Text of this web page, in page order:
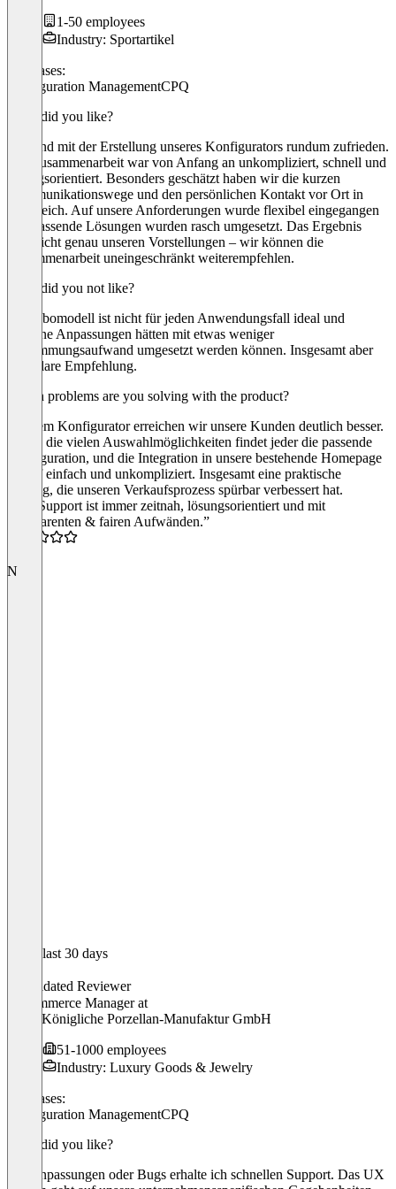
1-50 employees
Industry: Sportartikel
Use cases:
Configuration ManagementCPQ
What did you like?
Wir sind mit der Erstellung unseres Konfigurators rundum zufrieden.
Die Zusammenarbeit war von Anfang an unkompliziert, schnell und
lösungsorientiert. Besonders geschätzt haben wir die kurzen
Kommunikationswege und den persönlichen Kontakt vor Ort in
Österreich. Auf unsere Anforderungen wurde flexibel eingegangen
und passende Lösungen wurden rasch umgesetzt. Das Ergebnis
entspricht genau unseren Vorstellungen – wir können die
Zusammenarbeit uneingeschränkt weiterempfehlen.
What did you not like?
Das Abomodell ist nicht für jeden Anwendungsfall ideal und
einzelne Anpassungen hätten mit etwas weniger
Abstimmungsaufwand umgesetzt werden können. Insgesamt aber
eine klare Empfehlung.
Which problems are you solving with the product?
Mit dem Konfigurator erreichen wir unsere Kunden deutlich besser.
Durch die vielen Auswahlmöglichkeiten findet jeder die passende
Konfiguration, und die Integration in unsere bestehende Homepage
verlief einfach und unkompliziert. Insgesamt eine praktische
Lösung, die unseren Verkaufsprozess spürbar verbessert hat.
“Der Support ist immer zeitnah, lösungsorientiert und mit
transparenten & fairen Aufwänden.”
N
In the last 30 days
Validated Reviewer
E-Commerce Managerat
KPM Königliche Porzellan-Manufaktur GmbH
51-1000 employees
Industry: Luxury Goods & Jewelry
Use cases:
Configuration ManagementCPQ
What did you like?
Bei Anpassungen oder Bugs erhalte ich schnellen Support. Das UX